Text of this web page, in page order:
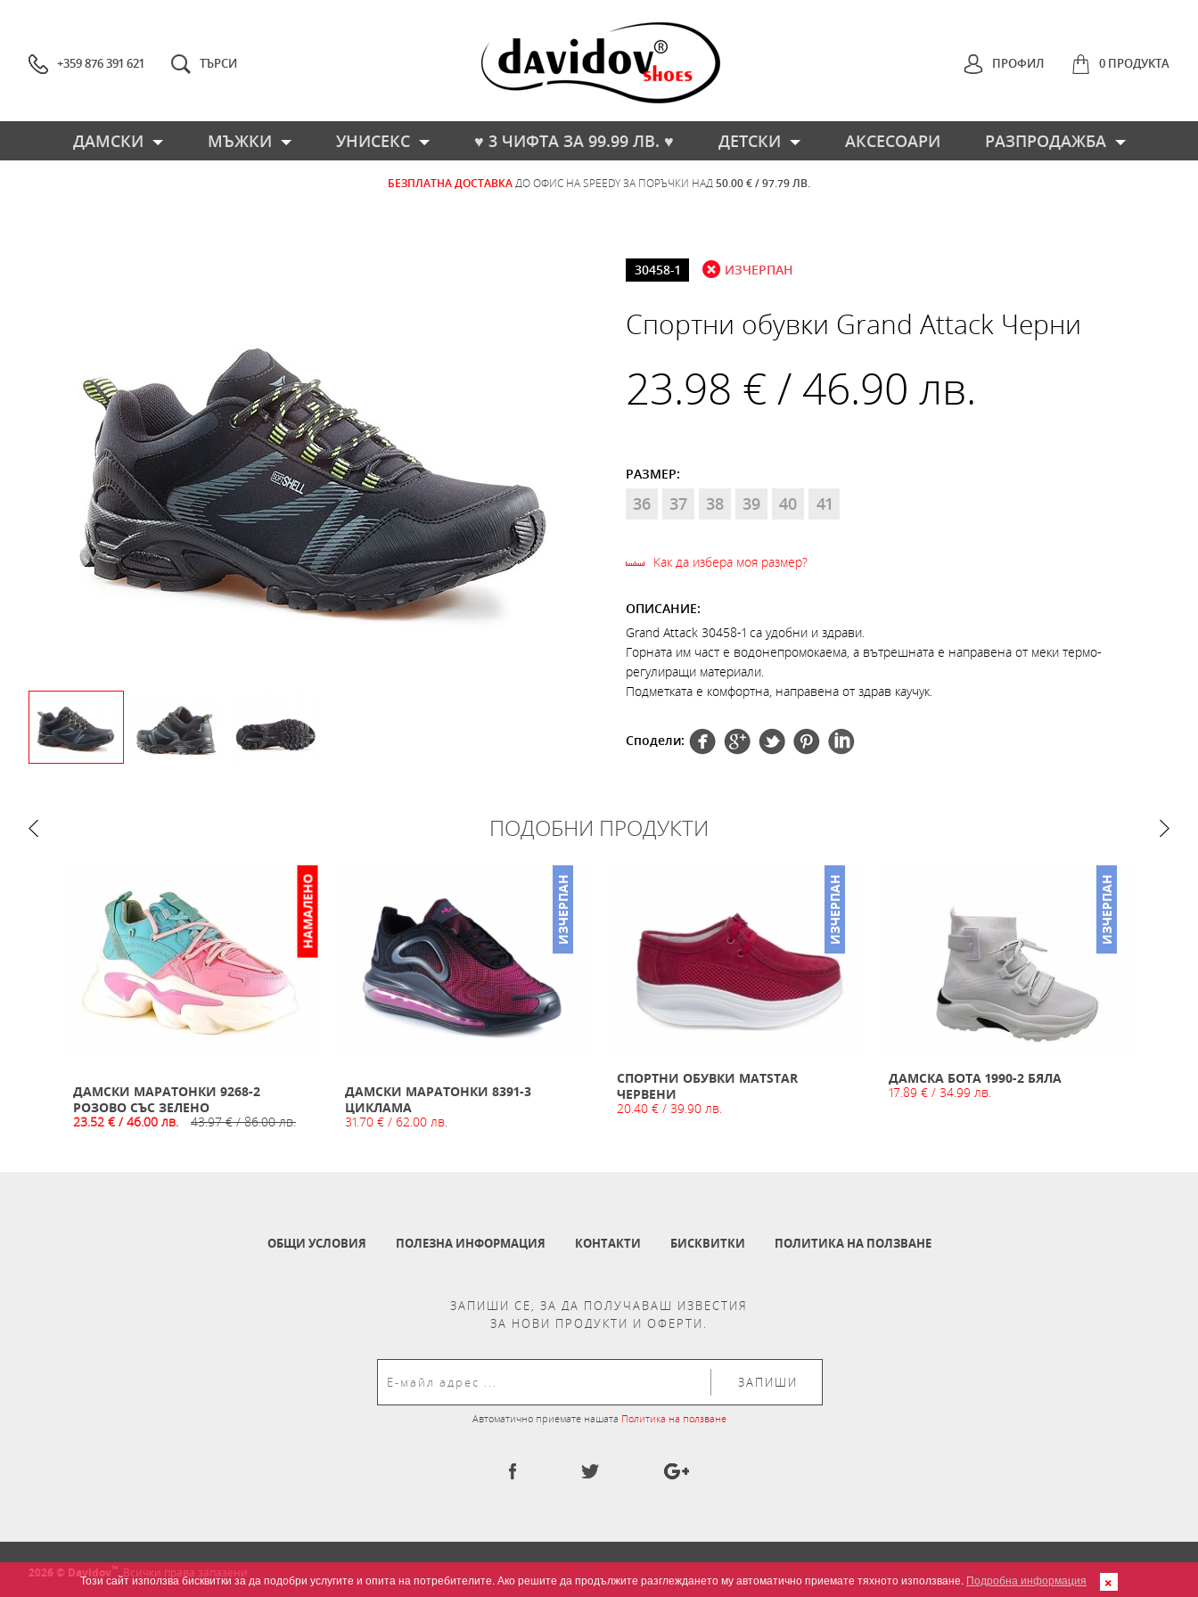
Този сайт използва бисквитки за да подобри услугите и опита на потребителите. Ако решите да продължите разглеждането му автоматично приемате тяхното използване. Подробна информация
+359 876 391 621 0 ПРОДУКТА
ТЪРСИ ПРОФИЛ
ДАМСКИ МЪЖКИ УНИСЕКС ♥ 3 ЧИФТА ЗА 99.99 ЛВ. ♥ ДЕТСКИ АКСЕСОАРИ РАЗПРОДАЖБА
БЕЗПЛАТНА ДОСТАВКА ДО ОФИС НА SPEEDY ЗА ПОРЪЧКИ НАД 50.00 € / 97.79 ЛВ.
30458-1 ИЗЧЕРПАН
Спортни обувки Grand Attack Черни
23.98 € / 46.90 лв.
РАЗМЕР:
36 37 38 39 40 41
Как да избера моя размер?
ОПИСАНИЕ:
Grand Attack 30458-1 са удобни и здрави.
Горната им част е водонепромокаема, а вътрешната е направена от меки термо-
регулиращи материали.
Подметката е комфортна, направена от здрав каучук.
Сподели:
ПОДОБНИ ПРОДУКТИ
НАМАЛЕНО
ДАМСКИ МАРАТОНКИ 9268-2
РОЗОВО СЪС ЗЕЛЕНО
23.52 € / 46.00 лв.
43.97 € / 86.00 лв.
ИЗЧЕРПАН
ДАМСКИ МАРАТОНКИ 8391-3
ЦИКЛАМА
31.70 € / 62.00 лв.
ИЗЧЕРПАН
СПОРТНИ ОБУВКИ MATSTAR
ЧЕРВЕНИ
20.40 € / 39.90 лв.
ИЗЧЕРПАН
ДАМСКА БОТА 1990-2 БЯЛА
17.89 € / 34.99 лв.
ОБЩИ УСЛОВИЯ ПОЛЕЗНА ИНФОРМАЦИЯ КОНТАКТИ БИСКВИТКИ ПОЛИТИКА НА ПОЛЗВАНЕ
ЗАПИШИ СЕ, ЗА ДА ПОЛУЧАВАШ ИЗВЕСТИЯ
ЗА НОВИ ПРОДУКТИ И ОФЕРТИ.
ЗАПИШИ
Автоматично приемате нашата Политика на ползване
2026 © Davidov™.Всички права запазени.